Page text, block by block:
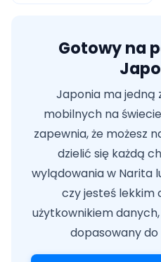
Gotowy na
Japonia ma jedną
mobilnych na
zapewnia, że możesz
dzielić się każdą
wylądowania w Narita
czy jesteś lekkim
użytkownikiem
dopasowany do